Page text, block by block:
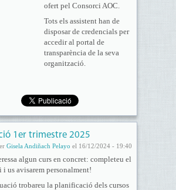
ofert pel Consorci AOC.
Tots els assistent han de
disposar de credencials per
accedir al portal de
transparència de la seva
organització.
1er trimestre 2025
Gisela Andiñach Pelayo el 16/12/2024 - 19:40
algun curs en concret: completeu el
i us avisarem personalment!
trobareu la planificació dels cursos